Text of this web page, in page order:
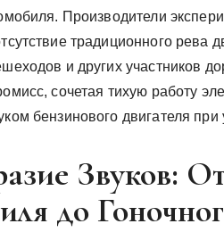
Производители
традиционного рева
и других участников
сочетая тихую работу
бензинового двигателя при
Звуков:
до